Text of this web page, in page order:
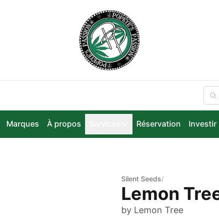
Marques À propos Réservation Investir
Silent Seeds/
Lemon
by Lemon Tree